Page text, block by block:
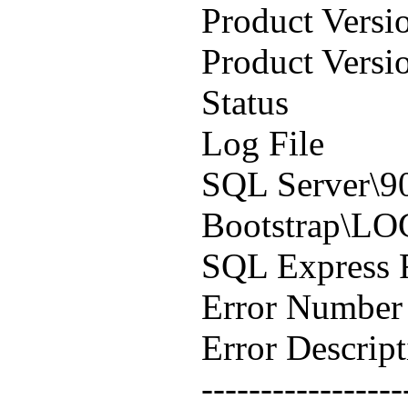
Product
Product
Status
Log File :
SQL
SQL
Error
Error